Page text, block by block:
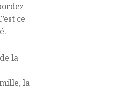
ce
la
la